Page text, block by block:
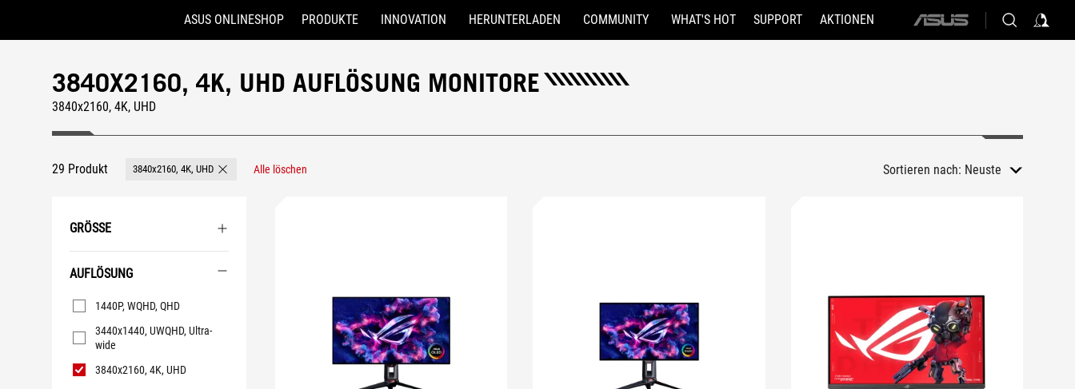
Accessibility links
ASUS ONLINESHOP PRODUKTE INNOVATION HERUNTERLADEN COMMUNITY WHAT'S HOT SUPPORT AKTIONEN
ASUS
3840X2160, 4K, UHD AUFLÖSUNG MONITORE
3840x2160, 4K, UHD
29 Produkt 3840x2160, 4K, UHD Remove 3840x2160, 4K, UHD
Alle löschen Sortieren nach: Neuste
GRÖSSE
AUFLÖSUNG
Auflösung
1440P, WQHD, QHD
3440x1440, UWQHD, Ultra-
wide
3840x2160, 4K, UHD